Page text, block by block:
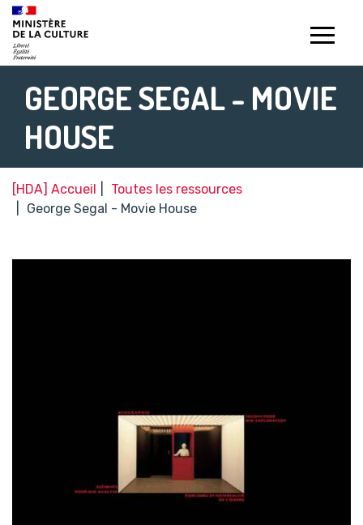
GEORGE SEGAL - MOVIE
HOUSE
[HDA] Accueil
Toutes les ressources
George Segal - Movie House
Gestion de vos préférences sur les témoins de connexion